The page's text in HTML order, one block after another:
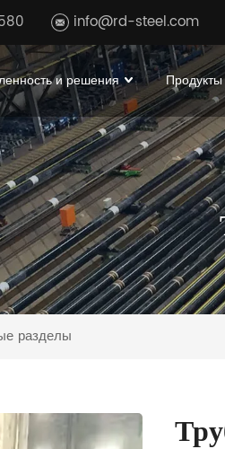
info@rd-steel.com
и решения Продукты
разделы